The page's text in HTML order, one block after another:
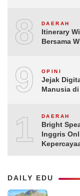
8 DAERAH
Itinerary
Bersama
9 OPINI
Jejak
Manusia
10DAERAH
Bright
Inggris
DAILY EDU